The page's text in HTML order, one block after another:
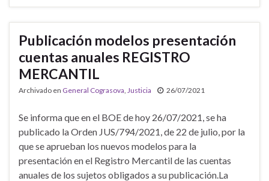
Publicación modelos presentación
cuentas anuales REGISTRO
MERCANTIL
Archivado en General Cograsova Justicia 26/07/2021
Se informa que en el BOE de hoy 26/07/2021, se ha
publicado la Orden JUS/794/2021, de 22 de julio, por la
que se aprueban los nuevos modelos para la
presentación en el Registro Mercantil de las cuentas
anuales de los sujetos obligados a su publicación.La